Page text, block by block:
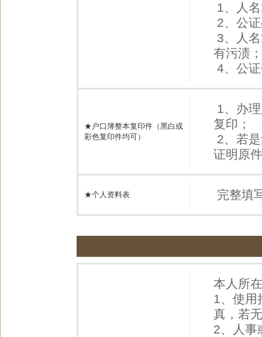
1、人
2、公
3、人
有污渍
4、公
★户口簿整本复印件（黑白或
彩色复印件均可）
1、办
复印；
2、若
证明原
★个人资料表 完整填
本人所
1、使用
真，若
2、人事